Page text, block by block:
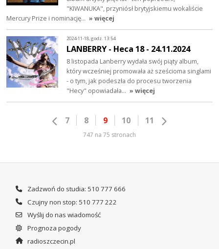
"KIWANUKA", przyniósł brytyjskiemu wokaliście
Mercury Prize i nominację… » więcej
2024-11-18, godz. 13:54
LANBERRY - Heca 18 - 24.11.2024
8 listopada Lanberry wydała swój piąty album,
który wcześniej promowała aż sześcioma singlami
- o tym, jak podeszła do procesu tworzenia
"Hecy" opowiadała… » więcej
7 8 9 10 11
747 na 75 stronach
Zadzwoń do studia: 510 777 666
Czujny non stop: 510 777 222
Wyślij do nas wiadomość
Prognoza pogody
radioszczecin.pl